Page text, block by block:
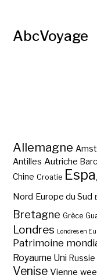
AbcVoyage
Allemagne
Antilles Autriche
Chine Croatie
Nord Europe du Sud
Bretagne Grèce
Londres Londres en
Patrimoine
Royaume Uni Russie
Venise Vienne